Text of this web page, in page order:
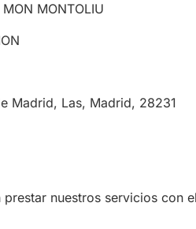
MONTOLIU
Madrid, Las, Madrid, 28231
nuestros servicios